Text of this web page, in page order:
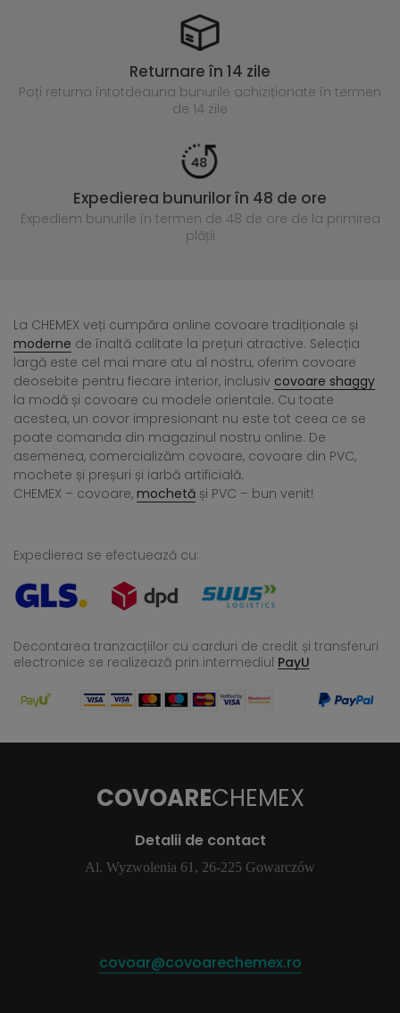
Returnare în 14 zile
Poți returna întotdeauna bunurile achiziționate în termen
de 14 zile
Expedierea bunurilor în 48 de ore
Expediem bunurile în termen de 48 de ore de la primirea
plății
La CHEMEX veți cumpăra online covoare tradiționale și
moderne de înaltă calitate la prețuri atractive. Selecția
largă este cel mai mare atu al nostru, oferim covoare
deosebite pentru fiecare interior, inclusiv covoare shaggy
la modă și covoare cu modele orientale. Cu toate
acestea, un covor impresionant nu este tot ceea ce se
poate comanda din magazinul nostru online. De
asemenea, comercializăm covoare, covoare din PVC,
mochete și preșuri și iarbă artificială.
CHEMEX – covoare, mochetă și PVC – bun venit!
Expedierea se efectuează cu:
Decontarea tranzacțiilor cu carduri de credit și transferuri
electronice se realizează prin intermediul PayU
COVOARECHEMEX
Detalii de contact
Al. Wyzwolenia 61, 26-225 Gowarczów
covoar@covoarechemex.ro